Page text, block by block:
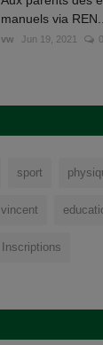
manuels via
vw Jun 19, 2021 0
sport
vincent
Inscriptions